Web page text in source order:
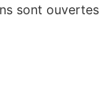
sont ouvertes